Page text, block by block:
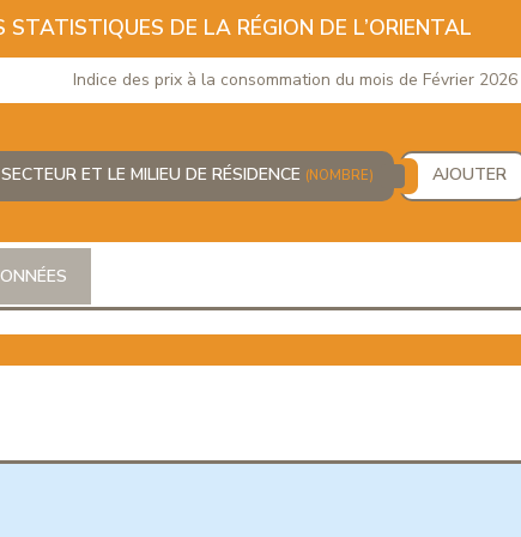
STATISTIQUES DE LA RÉGION DE L’ORIENTAL
Indice des prix à la consommation du mois de Février 2026
ET LE MILIEU DE RÉSIDENCE (NOMBRE) AJOUTER